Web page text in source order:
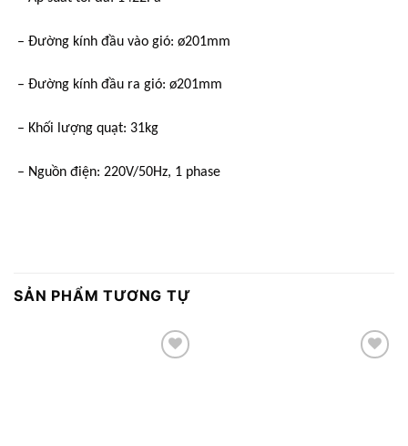
– Đường kính đầu vào gió: ø201mm
– Đường kính đầu ra gió: ø201mm
– Khối lượng quạt: 31kg
– Nguồn điện: 220V/50Hz, 1 phase
SẢN PHẨM TƯƠNG TỰ